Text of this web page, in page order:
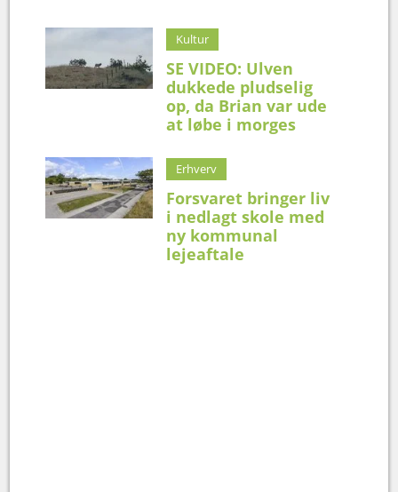
Kultur
SE VIDEO: Ulven
dukkede pludselig
op, da Brian var ude
at løbe i morges
Erhverv
Forsvaret bringer liv
i nedlagt skole med
ny kommunal
lejeaftale